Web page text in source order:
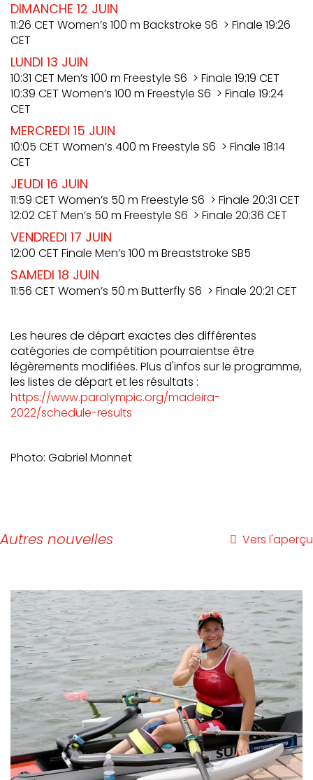
DIMANCHE 12 JUIN
11:26 CET Women’s 100 m Backstroke S6 > Finale 19:26
CET
LUNDI 13 JUIN
10:31 CET Men’s 100 m Freestyle S6 > Finale 19:19 CET
10:39 CET Women’s 100 m Freestyle S6 > Finale 19:24
CET
MERCREDI 15 JUIN
10:05 CET Women’s 400 m Freestyle S6 > Finale 18:14
CET
JEUDI 16 JUIN
11:59 CET Women’s 50 m Freestyle S6 > Finale 20:31 CET
12:02 CET Men’s 50 m Freestyle S6 > Finale 20:36 CET
VENDREDI 17 JUIN
12:00 CET Finale Men’s 100 m Breaststroke SB5
SAMEDI 18 JUIN
11:56 CET Women’s 50 m Butterfly S6 > Finale 20:21 CET
Les heures de départ exactes des différentes
catégories de compétition pourraientse être
légèrements modifiées. Plus d'infos sur le programme,
les listes de départ et les résultats :
https://www.paralympic.org/madeira-
2022/schedule-results
Photo: Gabriel Monnet
Vers l'aperçu
Autres nouvelles